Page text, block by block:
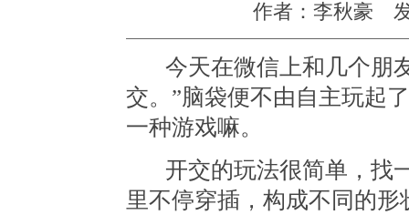
作者：李秋豪
今天在微信上和几个朋
交。”脑袋便不由自主玩起
一种游戏嘛。
开交的玩法很简单，找
里不停穿插，构成不同的